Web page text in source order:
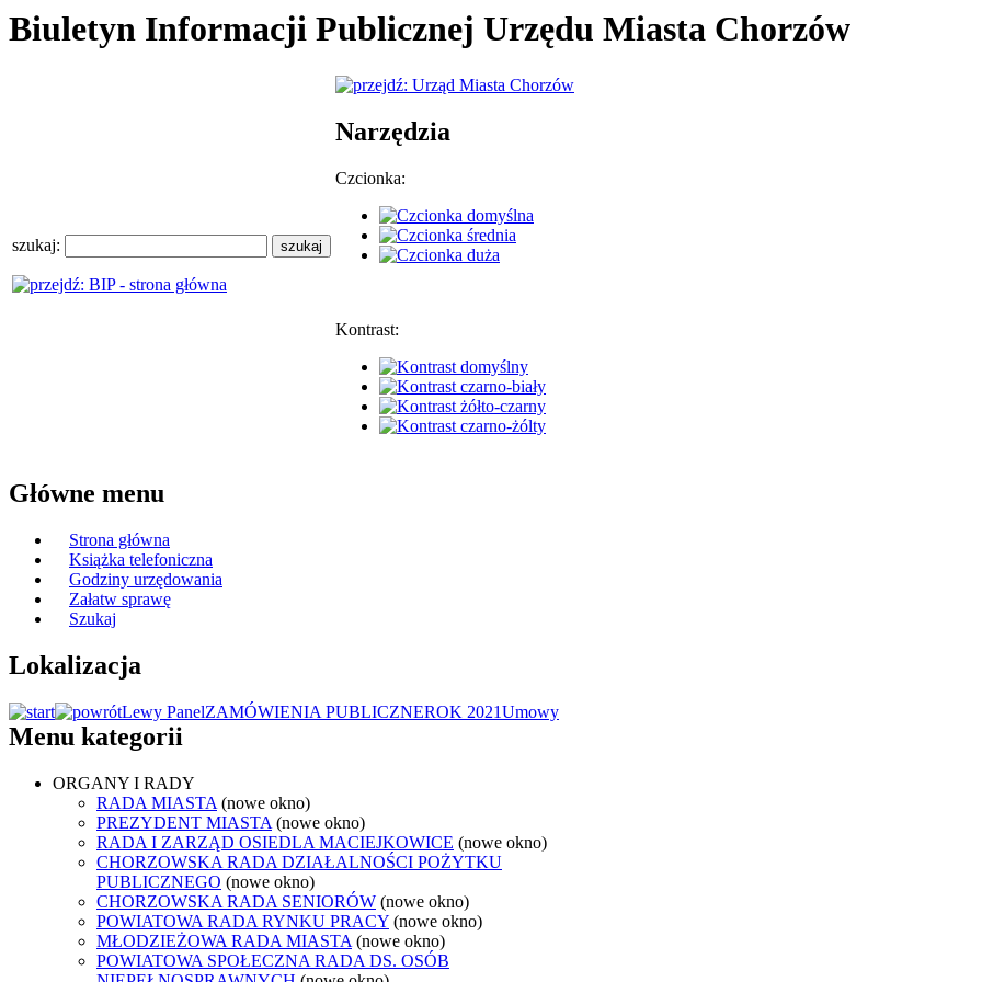
Biuletyn Informacji Publicznej Urzędu Miasta Chorzów
szukaj:
Narzędzia
Czcionka:
Kontrast:
Główne menu
Strona główna
Książka telefoniczna
Godziny urzędowania
Załatw sprawę
Szukaj
Lokalizacja
Lewy PanelZAMÓWIENIA PUBLICZNEROK 2021Umowy
Menu kategorii
ORGANY I RADY
RADA MIASTA (nowe okno)
PREZYDENT MIASTA (nowe okno)
RADA I ZARZĄD OSIEDLA MACIEJKOWICE (nowe okno)
CHORZOWSKA RADA DZIAŁALNOŚCI POŻYTKU
PUBLICZNEGO (nowe okno)
CHORZOWSKA RADA SENIORÓW (nowe okno)
POWIATOWA RADA RYNKU PRACY (nowe okno)
MŁODZIEŻOWA RADA MIASTA (nowe okno)
POWIATOWA SPOŁECZNA RADA DS. OSÓB